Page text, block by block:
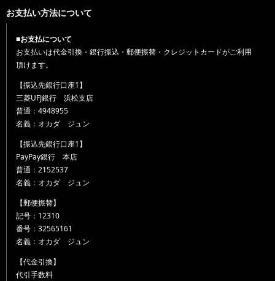
お支払い方法について
■お支払について
お支払いは代金引換・銀行振込・郵便振替・クレジットカードがご利用
頂けます。
【振込先銀行口座1】
三菱UFJ銀行 浜松支店
普通：4948955
名義：オカダ ジュン
【振込先銀行口座1】
PayPay銀行 本店
普通：2152537
名義：オカダ ジュン
【郵便振替】
記号：12310
番号：32565161
名義：オカダ ジュン
【代金引換】
代引手数料